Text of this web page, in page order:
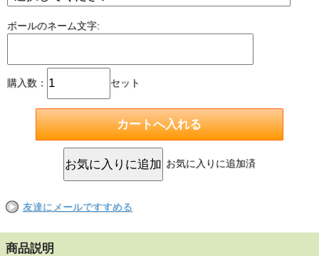
ボールのネーム文字:
購入数： セット
お気に入りに追加済
友達にメールですすめる
商品説明